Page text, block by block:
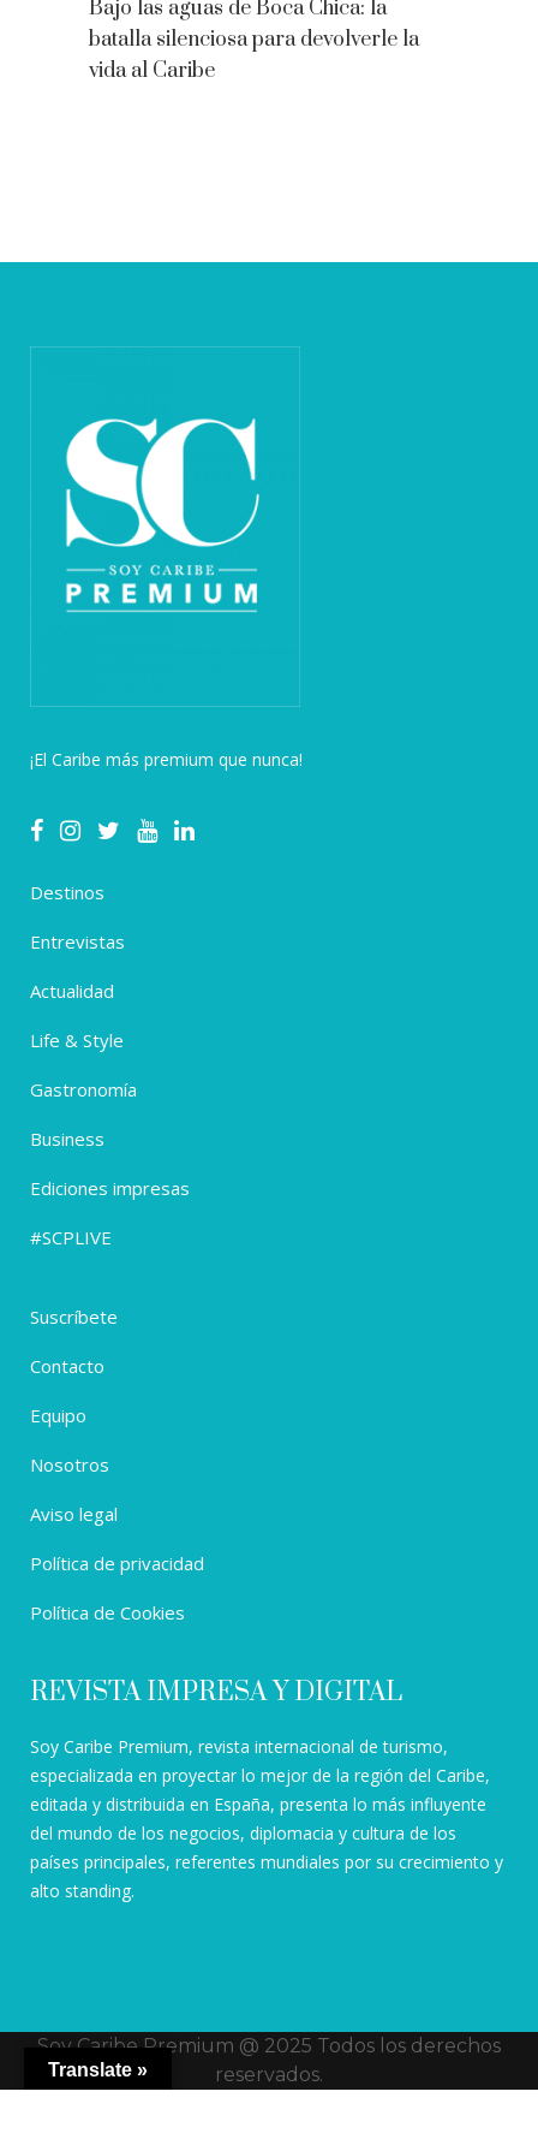
Bajo las aguas de Boca Chica: la
batalla silenciosa para devolverle la
vida al Caribe
¡El Caribe más premium que nunca!
Destinos
Entrevistas
Actualidad
Life & Style
Gastronomía
Business
Ediciones impresas
#SCPLIVE
Suscríbete
Contacto
Equipo
Nosotros
Aviso legal
Política de privacidad
Política de Cookies
REVISTA IMPRESA Y DIGITAL
Soy Caribe Premium, revista internacional de turismo,
especializada en proyectar lo mejor de la región del Caribe,
editada y distribuida en España, presenta lo más influyente
del mundo de los negocios, diplomacia y cultura de los
países principales, referentes mundiales por su crecimiento y
alto standing.
Soy Caribe Premium @ 2025 Todos los derechos
reservados.
Translate »